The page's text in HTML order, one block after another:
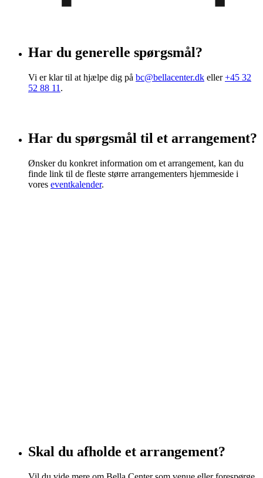
Har du generelle spørgsmål?
Vi er klar til at hjælpe dig på bc@bellacenter.dk eller+45 32
52 88 11 .
Har du spørgsmål til et arrangement?
Ønsker du konkret information om et arrangement, kan du
finde link til de fleste større arrangementers hjemmeside i
vores eventkalender.
Skal du afholde et arrangement?